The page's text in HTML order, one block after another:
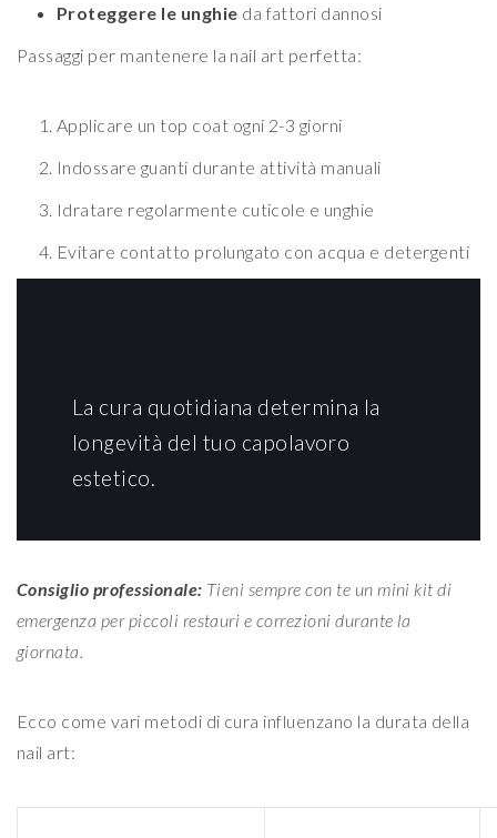
Proteggere le unghie da fattori dannosi
Passaggi per mantenere la nail art perfetta:
Applicare un top coat ogni 2-3 giorni
Indossare guanti durante attività manuali
Idratare regolarmente cuticole e unghie
Evitare contatto prolungato con acqua e detergenti
La cura quotidiana determina la
longevità del tuo capolavoro
estetico.
Consiglio professionale: Tieni sempre con te un mini kit di
emergenza per piccoli restauri e correzioni durante la
giornata.
Ecco come vari metodi di cura influenzano la durata della
nail art: